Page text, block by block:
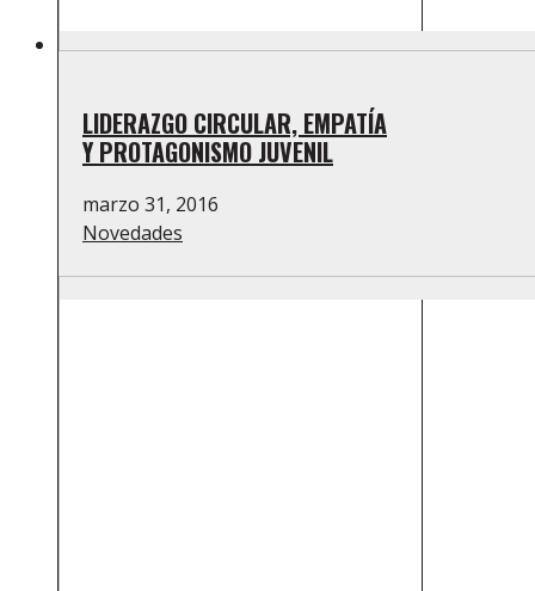
LIDERAZGO CIRCULAR, EMPATÍA
Y PROTAGONISMO JUVENIL
marzo 31, 2016
Novedades